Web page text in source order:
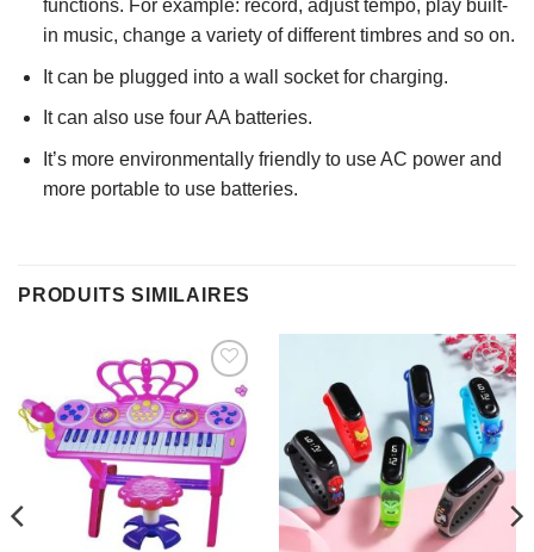
functions. For example: record, adjust tempo, play built-
in music, change a variety of different timbres and so on.
It can be plugged into a wall socket for charging.
It can also use four AA batteries.
It’s more environmentally friendly to use AC power and
more portable to use batteries.
PRODUITS SIMILAIRES
AJOUTER
À MES
FAVORIS
AJOUTER
À MES
FAVORIS